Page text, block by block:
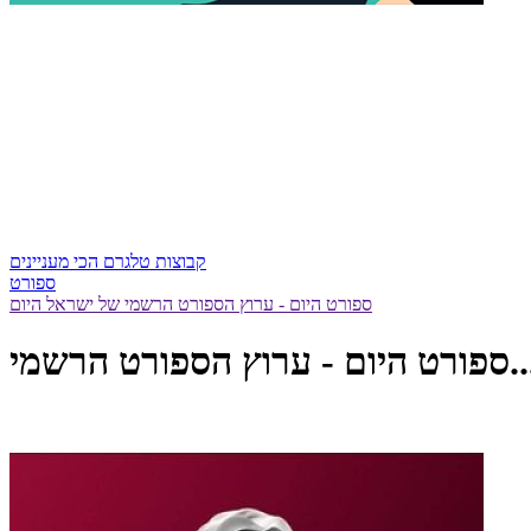
קבוצות טלגרם הכי מעניינים
ספורט
ספורט היום - ערוץ הספורט הרשמי של ישראל היום
הספורט הרשמי...